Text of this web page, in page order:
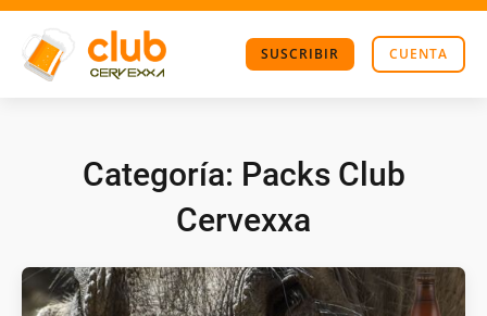
SUSCRIBIR CUENTA
Categoría: Packs Club
Cervexxa